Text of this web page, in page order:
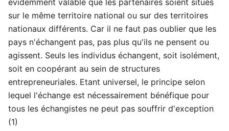
sur le même territoire national ou sur des territoires
nationaux différents. Car il ne faut pas oublier que les
pays n'échangent pas, pas plus qu'ils ne pensent ou
agissent. Seuls les individus échangent, soit isolément,
soit en coopérant au sein de structures
entrepreneuriales. Etant universel, le principe selon
lequel l'échange est nécessairement bénéfique pour
tous les échangistes ne peut pas souffrir d'exception
(1)